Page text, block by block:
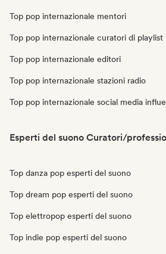
Top pop internazionale mentori
Top pop internazionale curatori di playlist
Top pop internazionale editori
Top pop internazionale stazioni radio
Top pop internazionale social media
Esperti del suono Curatori/
Top danza pop esperti del suono
Top dream pop esperti del suono
Top elettropop esperti del suono
Top indie pop esperti del suono